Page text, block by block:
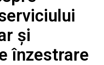
și
înzestrare